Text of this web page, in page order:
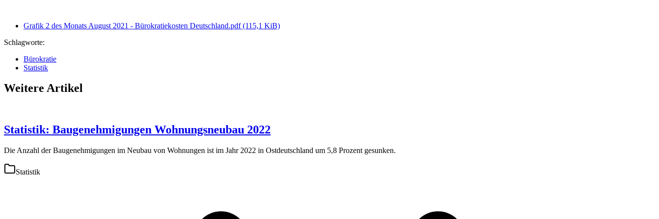
Grafik 2 des Monats August 2021 - Bürokratiekosten Deutschland.pdf(115,1 KiB)
Schlagworte:
Bürokratie
Statistik
Weitere Artikel
Statistik: Baugenehmigungen Wohnungsneubau 2022
Die Anzahl der Baugenehmigungen im Neubau von Wohnungen ist im Jahr 2022 in Ostdeutschland um 5,8 Prozent gesunken.
Statistik